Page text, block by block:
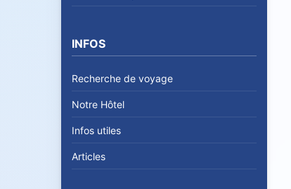
INFOS
Recherche de voyage
Notre Hôtel
Infos utiles
Articles